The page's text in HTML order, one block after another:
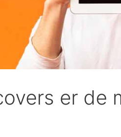
er de